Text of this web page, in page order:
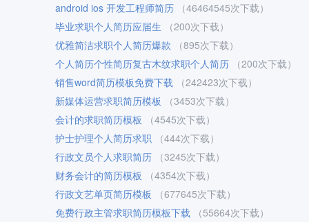
android ios 开发工程师简历
（46464545次下载）
毕业求职个人简历应届生
（200次下载）
优雅简洁求职个人简历爆款
（895次下载）
个人简历个性简历复古木纹求职个人简历
（200次下载）
销售word简历模板免费下载
（242423次下载）
新媒体运营求职简历模板
（3453次下载）
会计的求职简历模板
（4545次下载）
护士护理个人简历求职
（444次下载）
行政文员个人求职简历
（3245次下载）
财务会计的简历模板
（4354次下载）
行政文艺单页简历模板
（677645次下载）
免费行政主管求职简历模板下载
（55664次下载）